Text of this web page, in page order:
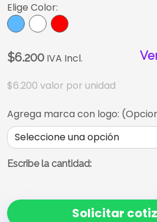
Elige Color:
$6.200 IVA Incl.
$6.200 valor por unidad
Agrega marca con logo:
Escribe la cantidad:
Solicitar